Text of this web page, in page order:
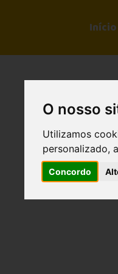
O nosso
Utilizamos
personalizado,
Concordo
Início